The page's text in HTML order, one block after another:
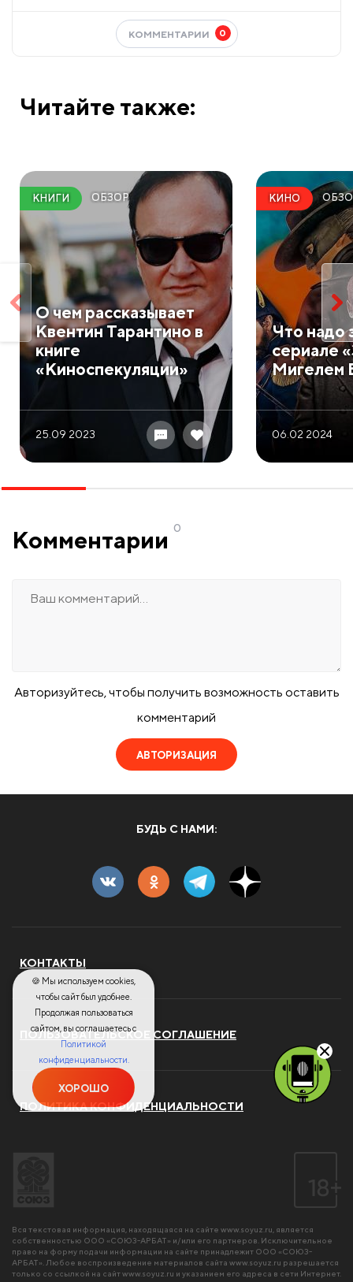
КОММЕНТАРИИ 0
Читайте также:
КНИГИ ОБЗОР
​О чем рассказывает
Квентин Тарантино в
книге
«Киноспекуляции»
25.09 2023
КИНО
​Что надо
сериале
Мигелем
06.02 2024
Комментарии 0
Авторизуйтесь, чтобы получить возможность оставить
комментарий
АВТОРИЗАЦИЯ
БУДЬ С НАМИ:
КОНТАКТЫ
ПОЛЬЗОВАТЕЛЬСКОЕ СОГЛАШЕНИЕ
ПОЛИТИКА КОНФИДЕНЦИАЛЬНОСТИ
Вся текстовая информация, находящаяся на сайте www.soyuz.ru , является
собственностью ООО «СОЮЗ-АРБАТ» и/или его партнеров. Исключительное
право на форму подачи информации на сайте принадлежит ООО «СОЮЗ-
АРБАТ». Любое воспроизведение материалов сайта www.soyuz.ru разрешается
только со ссылкой на сайтwww.soyuz.ru и указанием его адреса в сети Интернет.
🍪 Мы используем cookies,
чтобы сайт был удобнее.
Продолжая пользоваться
сайтом, вы соглашаетесь с
Политикой
конфиденциальности.
ХОРОШО